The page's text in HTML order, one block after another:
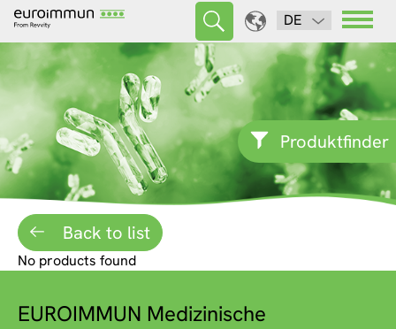
DE
Produktfinder
Back to list
No products found
EUROIMMUN Medizinische